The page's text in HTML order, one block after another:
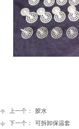
上一个：
胶水
下一个：
可拆卸保温套